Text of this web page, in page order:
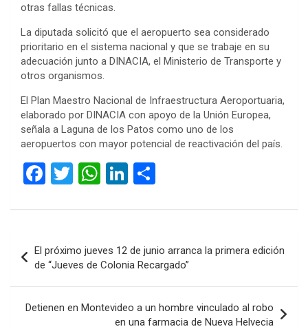
otras fallas técnicas.
La diputada solicitó que el aeropuerto sea considerado
prioritario en el sistema nacional y que se trabaje en su
adecuación junto a DINACIA, el Ministerio de Transporte y
otros organismos.
El Plan Maestro Nacional de Infraestructura Aeroportuaria,
elaborado por DINACIA con apoyo de la Unión Europea,
señala a Laguna de los Patos como uno de los
aeropuertos con mayor potencial de reactivación del país.
F
ce
o
o
k
T
tt
W
at
A
p
p
Li
ke
n
m
ar
tir
de
entradas
El próximo jueves 12 de junio arranca la primera edición
de “Jueves de Colonia Recargado”
Detienen en Montevideo a un hombre vinculado al robo
en una farmacia de Nueva Helvecia